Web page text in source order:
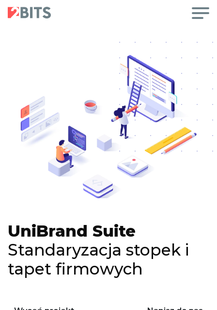
UniBrand Suite
Standaryzacja stopek i
tapet firmowych